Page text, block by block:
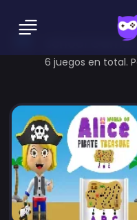
school Games
6 juegos en total.